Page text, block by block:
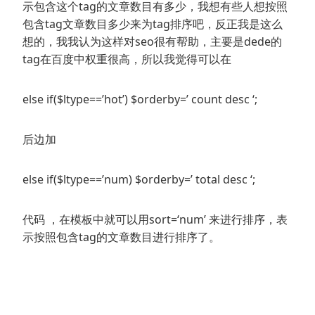
示包含这个tag的文章数目有多少，我想有些人想按照
包含tag文章数目多少来为tag排序吧，反正我是这么
想的，我我认为这样对seo很有帮助，主要是dede的
tag在百度中权重很高，所以我觉得可以在
else if($ltype==’hot’) $orderby=’ count desc ‘;
后边加
else if($ltype==’num) $orderby=’ total desc ‘;
代码 ，在模板中就可以用sort=‘num’ 来进行排序，表
示按照包含tag的文章数目进行排序了。